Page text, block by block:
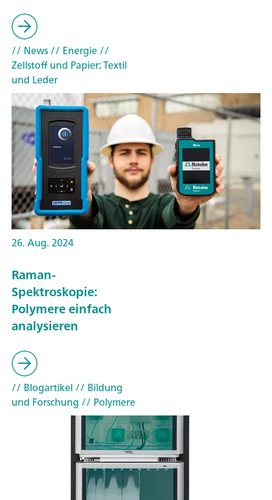
// News// Energie//
Zellstoff und Papier; Textil
und Leder
26. Aug. 2024
Raman-
Spektroskopie:
Polymere einfach
analysieren
// Blogartikel // Bildung
und Forschung // Polymere